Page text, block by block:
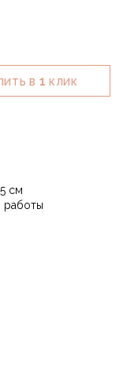
В 1 КЛИК
см
работы